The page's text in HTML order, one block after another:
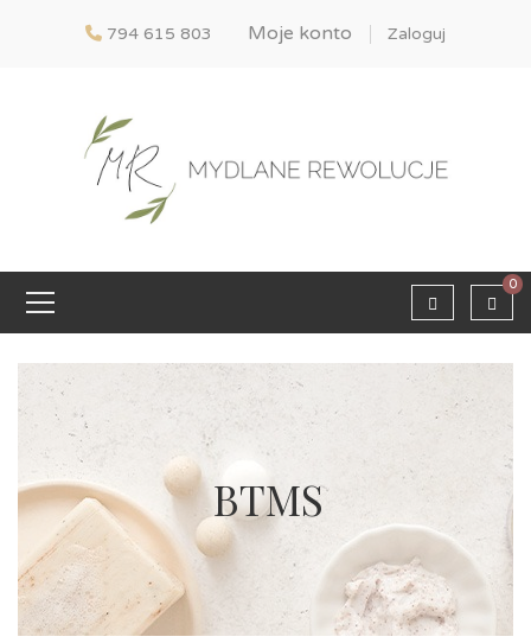
794 615 803 Moje konto Zaloguj
0
BTMS